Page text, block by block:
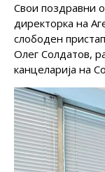
Свои поздравни
директорка на
слободен
Олег Солдатов,
канцеларија на